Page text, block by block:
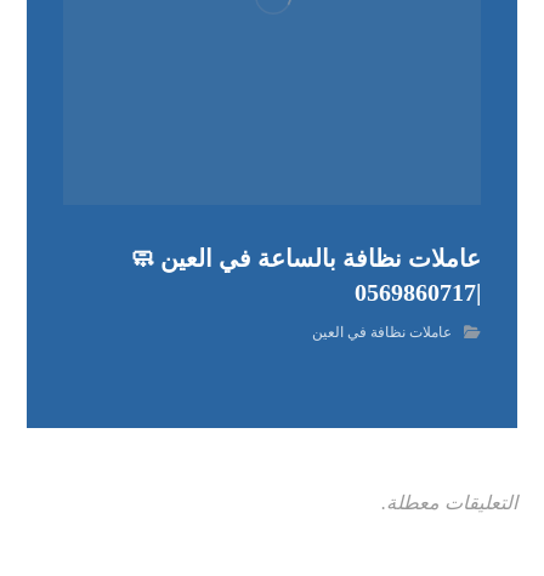
عاملات نظافة بالساعة في العين 🧼
|0569860717
عاملات نظافة في العين
التعليقات معطلة.